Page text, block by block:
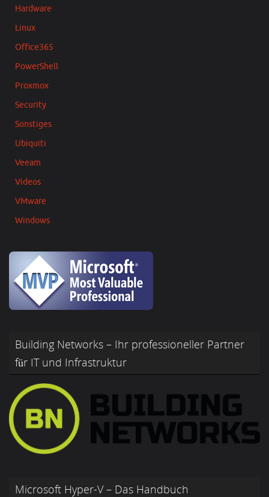
Hardware
Linux
Office365
PowerShell
Proxmox
Security
Sonstiges
Ubiquiti
Veeam
Videos
VMware
Windows
Building Networks – Ihr professioneller Partner
für IT und Infrastruktur
Microsoft Hyper-V – Das Handbuch